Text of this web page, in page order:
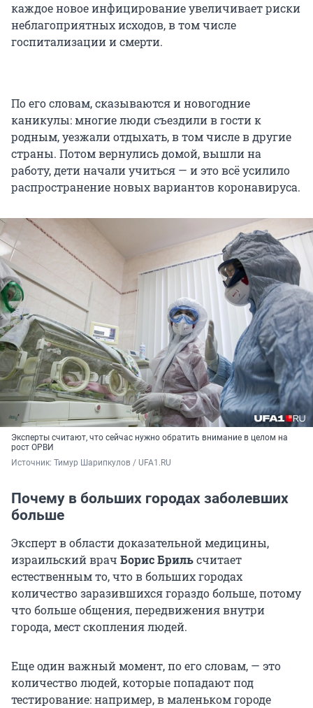
каждое новое инфицирование увеличивает риски
неблагоприятных исходов, в том числе
госпитализации и смерти.
По его словам, сказываются и новогодние
каникулы: многие люди съездили в гости к
родным, уезжали отдыхать, в том числе в другие
страны. Потом вернулись домой, вышли на
работу, дети начали учиться — и это всё усилило
распространение новых вариантов коронавируса.
Эксперты считают, что сейчас нужно обратить внимание в целом на
рост ОРВИ
Источник: Тимур Шарипкулов / UFA1.RU
Почему в больших городах заболевших
больше
Эксперт в области доказательной медицины,
израильский врач Борис Брильсчитает
естественным то, что в больших городах
количество заразившихся гораздо больше, потому
что больше общения, передвижения внутри
города, мест скопления людей.
Еще один важный момент, по его словам, — это
количество людей, которые попадают под
тестирование: например, в маленьком городе